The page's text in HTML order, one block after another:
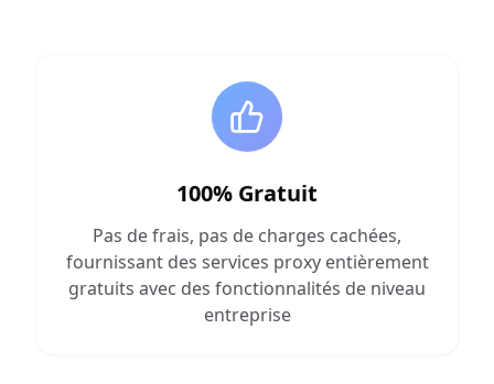
100% Gratuit
Pas de frais, pas de charges cachées,
fournissant des services proxy entièrement
gratuits avec des fonctionnalités de niveau
entreprise